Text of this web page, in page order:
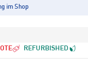
im Shop
REFURBISHED